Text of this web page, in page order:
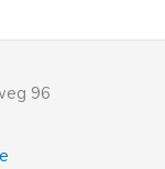
96